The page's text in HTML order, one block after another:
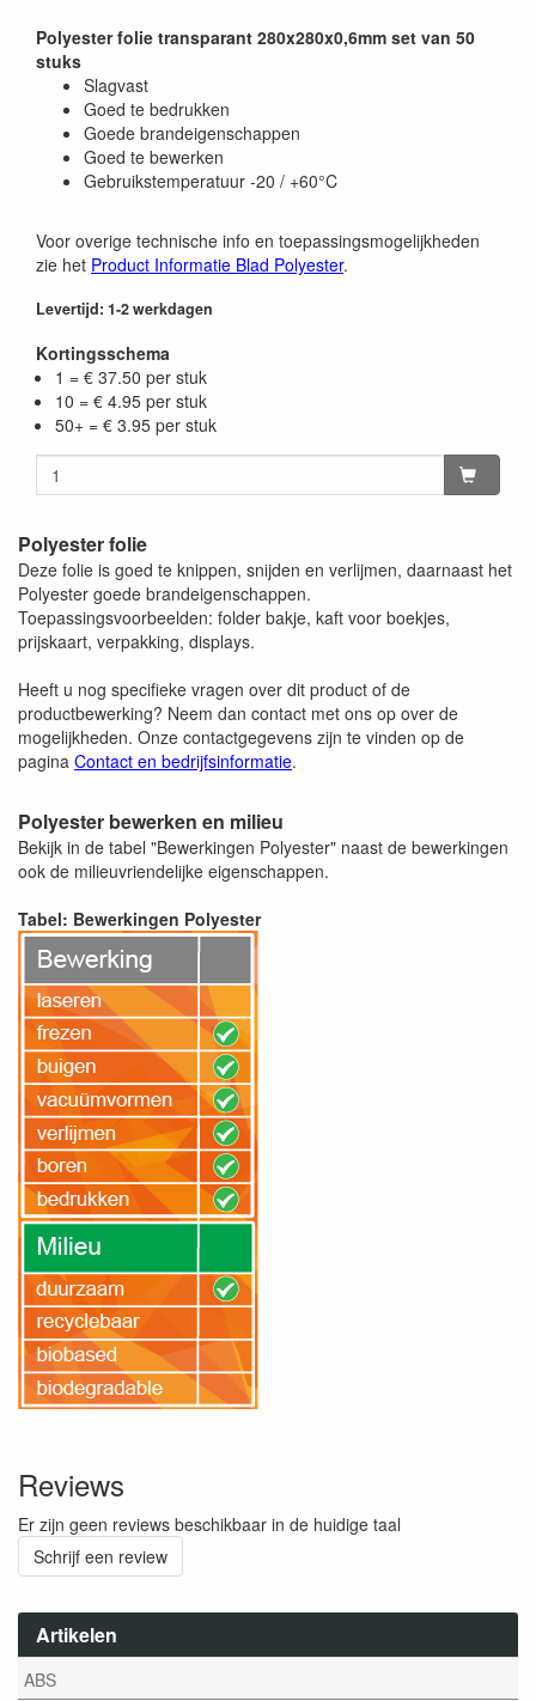
Artikelen
ABS
Polyester folie transparant 280x280x0,6mm set van 50
stuks
Slagvast
Goed te bedrukken
Goede brandeigenschappen
Goed te bewerken
Gebruikstemperatuur -20 / +60°C
Voor overige technische info en toepassingsmogelijkheden
zie het Product Informatie Blad Polyester.
Levertijd: 1-2 werkdagen
Kortingsschema
1 = € 37.50 per stuk
10 = € 4.95 per stuk
50+ = € 3.95 per stuk
Polyester folie
Deze folie is goed te knippen, snijden en verlijmen, daarnaast het
Polyester goede brandeigenschappen.
Toepassingsvoorbeelden: folder bakje, kaft voor boekjes,
prijskaart, verpakking, displays.
Heeft u nog specifieke vragen over dit product of de
productbewerking? Neem dan contact met ons op over de
mogelijkheden. Onze contactgegevens zijn te vinden op de
pagina Contact en bedrijfsinformatie.
Polyester bewerken en milieu
Bekijk in de tabel "Bewerkingen Polyester" naast de bewerkingen
ook de milieuvriendelijke eigenschappen.
Tabel: Bewerkingen Polyester
Reviews
Er zijn geen reviews beschikbaar in de huidige taal
Schrijf een review